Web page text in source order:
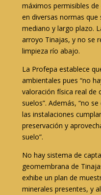
máximos permisibles
en diversas normas
mediano y largo plazo.
arroyo Tinajas, y no se
limpieza río abajo.
La Profepa establece
ambientales pues “no
valoración física real de
suelos”. Además, “no
las instalaciones
preservación y
suelo”.
No hay sistema de
geomembrana de
exhibe un plan de
minerales presentes, y